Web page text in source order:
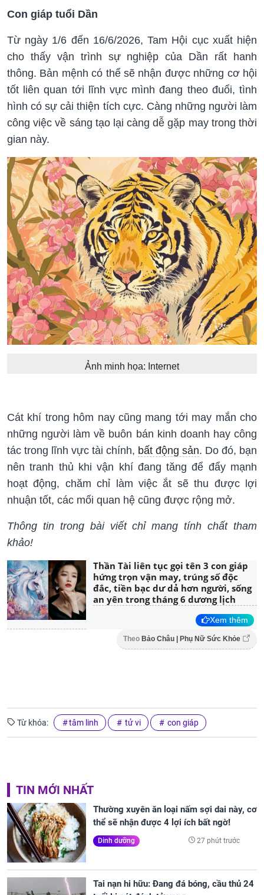
Con giáp tuổi Dần
Từ ngày 1/6 đến 16/6/2026, Tam Hội cục xuất hiện
cho thấy vận trình sự nghiệp của Dần rất hanh
thông. Bản mệnh có thể sẽ nhận được những cơ hội
tốt liên quan tới lĩnh vực mình đang theo đuổi, tình
hình có sự cải thiện tích cực. Càng những người làm
công việc về sáng tạo lại càng dễ gặp may trong thời
gian này.
Ảnh minh họa: Internet
Cát khí trong hôm nay cũng mang tới may mắn cho
những người làm về buôn bán kinh doanh hay công
tác trong lĩnh vực tài chính, bất động sản. Do đó, bạn
nên tranh thủ khi vận khí đang tăng để đẩy mạnh
hoạt động, chăm chỉ làm việc ắt sẽ thu được lợi
nhuận tốt, các mối quan hệ cũng được rộng mở.
Thông tin trong bài viết chỉ mang tính chất tham
khảo!
Thần Tài liên tục gọi tên 3 con giáp
hứng trọn vận may, trúng số độc
đắc, tiền bạc dư dả hơn người, sống
an yên trong tháng 6 dương lịch
Xem thêm
Theo Bảo Châu | Phụ Nữ Sức Khỏe
Từ khóa: tâm linh tử vi con giáp
TIN MỚI NHẤT
Thường xuyên ăn loại nấm sợi dai này, cơ
thể sẽ nhận được 4 lợi ích bất ngờ!
Dinh dưỡng 27 phút trước
Tai nạn hi hữu: Đang đá bóng, cầu thủ 24